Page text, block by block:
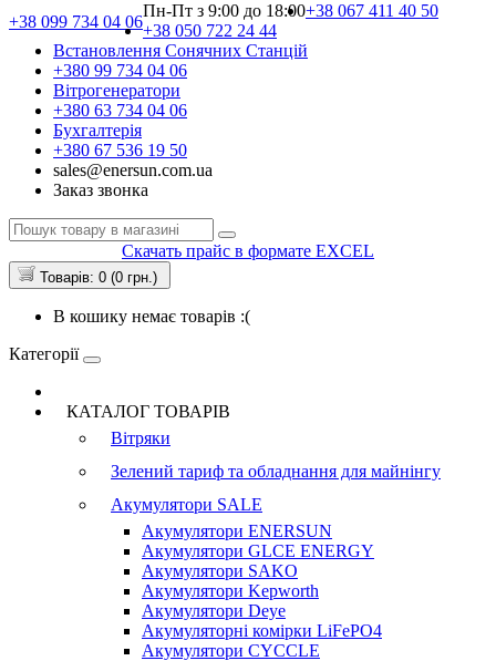
+38 099 734 04 06
Пн-Пт з 9:00 до 18:00+38 067 411 40 50
+38 050 722 24 44
Встановлення Сонячних Cтанцій
+380 99 734 04 06
Вітрогенератори
+380 63 734 04 06
Бухгалтерія
+380 67 536 19 50
sales@enersun.com.ua
Заказ звонка
Скачать прайс в формате EXCEL
Товарів: 0 (0 грн.)
В кошику немає товарів :(
Категорії
КАТАЛОГ ТОВАРІВ
Вітряки
Зелений тариф та обладнання для майнінгу
Акумулятори SALE
Акумулятори ENERSUN
Акумулятори GLCE ENERGY
Акумулятори SAKO
Акумулятори Kepworth
Акумулятори Deye
Акумуляторні комірки LiFePO4
Акумулятори CYCCLE